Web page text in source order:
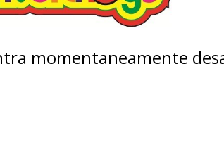
momentaneamente